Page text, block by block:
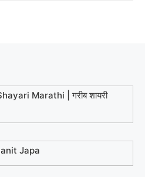
Marathi | गरीब शायरी
Japa